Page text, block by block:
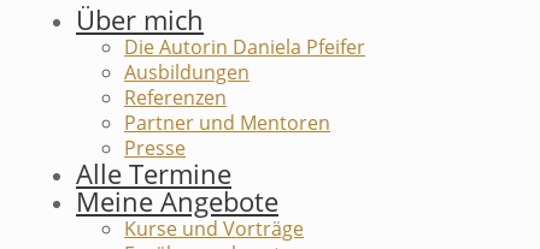
Über mich
Die Autorin Daniela Pfeifer
Ausbildungen
Referenzen
Partner und Mentoren
Presse
Alle Termine
Meine Angebote
Kurse und Vorträge